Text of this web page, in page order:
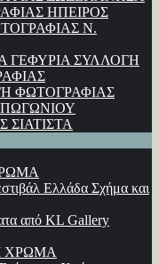
ΗΠΕΙΡΟΣ
Ν.
ΓΕΦΥΡΙΑ ΣΥΛΛΟΓΗ
ΦΩΤΟΓΡΑΦΙΑΣ
Ελλάδα Σχήμα και
από KL Gallery
ΧΡΩΜΑ